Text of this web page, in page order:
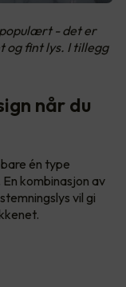
- det er
og fint lys. I tillegg
når du
én type
kombinasjon av
vil gi